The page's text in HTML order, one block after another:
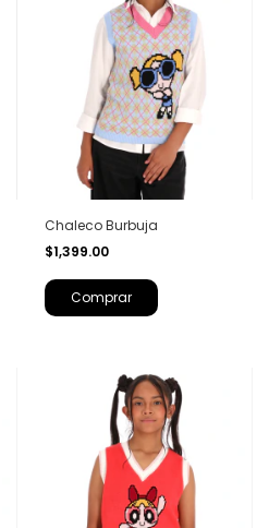
Chaleco Burbuja
$1,399.00
Comprar